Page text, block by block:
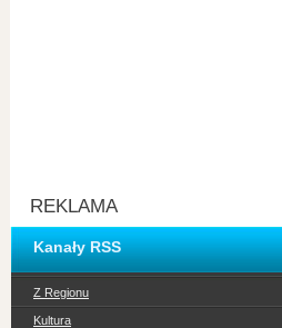
REKLAMA
Kanały RSS
Z Regionu
Kultura